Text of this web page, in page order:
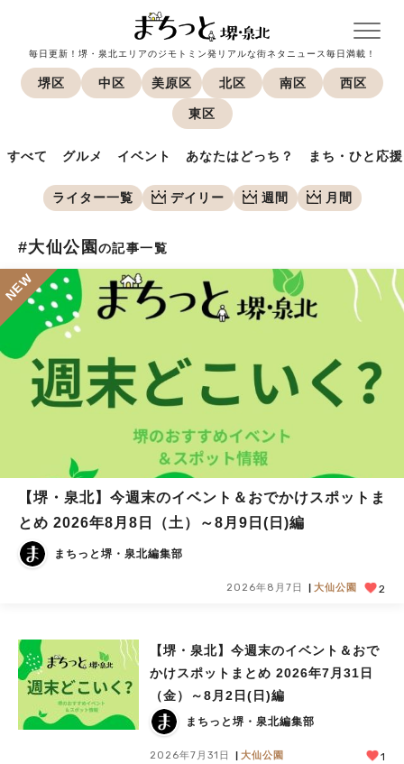
毎日更新！堺・泉北エリアのジモトミン発リアルな街ネタニュース毎日満載！
堺区 中区 美原区 北区 南区 西区
東区
すべて グルメ イベント あなたはどっち？ まち・ひと応援
ライター一覧 デイリー 週間 月間
#大仙公園の記事一覧
【堺・泉北】今週末のイベント＆おでかけスポットま
とめ 2026年8月8日（土）～8月9日(日)編
まちっと堺・泉北編集部
2026年8月7日 大仙公園 2
【堺・泉北】今週末のイベント＆おで
かけスポットまとめ 2026年7月31日
（金）～8月2日(日)編
まちっと堺・泉北編集部
2026年7月31日 大仙公園 1